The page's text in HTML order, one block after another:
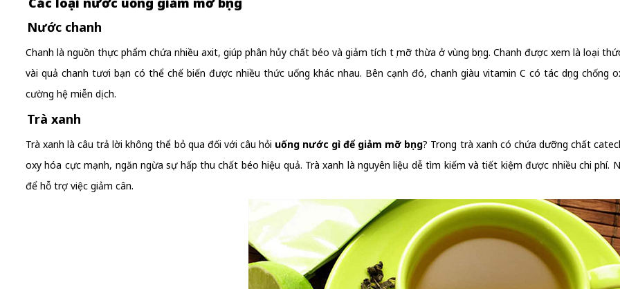
Nước chanh
Chanh là nguồn thực phẩm chứa nhiều axit, giúp phân hủy chất béo và giảm tích tụ mỡ thừa ở vùng bụng. Chanh được xem là loại
vài quả chanh tươi bạn có thể chế biến được nhiều thức uống khác nhau. Bên cạnh đó, chanh giàu vitamin C có tác dụng
cường hệ miễn dịch.
Trà xanh
Trà xanh là câu trả lời không thể bỏ qua đối với câu hỏi uống nước gì để giảm mỡ bụng? Trong trà xanh có chứa dưỡng chất
oxy hóa cực mạnh, ngăn ngừa sự hấp thu chất béo hiệu quả. Trà xanh là nguyên liệu dễ tìm kiếm và tiết kiệm được nhiều chi phí.
để hỗ trợ việc giảm cân.